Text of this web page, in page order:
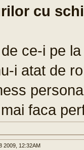
cu
ce-i pe
i atat de
faca
2009, 12:32AM